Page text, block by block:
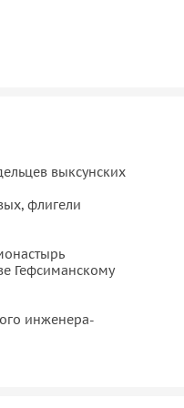
жизнь свои
Владимир Шухов
фестиваль уличной
расположенные на
в экскурсионный
самые разные
музей истории
металлургический
музеев
можно посетить
выксунских
флигели
Гефсиманскому
инженера-